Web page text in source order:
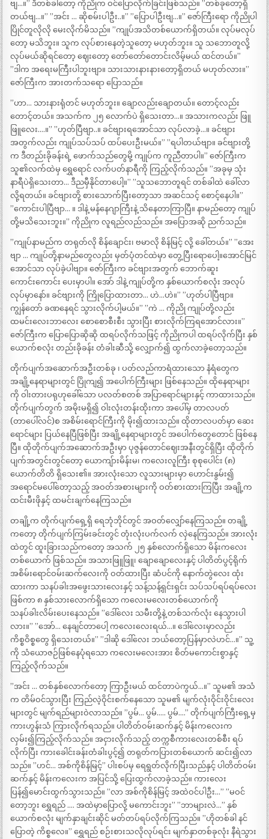
ဗျ…။” ဒီတစ်ခါတော့ ကိုညိုက ဝင်ပြောလိုက်ခြင်းဖြစ်သည်။ ”တစ်ခုတော့ရှိ
တယ်ဗျ…။” ”အင်း … ဆိုစမ်းပါဦး..။” ”ပြောပါဦးဗျ…။” ဇော်ကြီးရော ကိုညိုပါ
ပြိုင်တူလိုလို မေးလိုက်မိသည်။ ”ကျုပ်အသိတစ်ယောက်ရှိတယ်။ လုပ်မလုပ်
တော့ မသိဘူး။ သူက လုပ်စားနေတဲ့သူတော့ မဟုတ်ဘူး။ သူ သဘောတူလို့
လုပ်မယ်ဆိုရင်တော့ ဈေးတော့ တော်တော်တောင်းလိမ့်မယ် ထင်တယ်။”
”ဒါက အရေးမကြီးပါဘူးဗျာ။ သားသားနားနားတော့ရှိတယ် မဟုတ်လား။”
ဇော်ကြီးက အားတက်သရော ပြောသည်။
”ဟာ… သားနားရုံတင် မဟုတ်ဘူး။ ချောလည်းချောတယ်။ တောင့်လည်း
တောင့်တယ်။ အသက်က ၂၅ လောက်ပဲ ရှိသေးတာ…။ အသားကလည်း ဖြူ
ဖြူလေး….။” ”ဟုတ်ပြီဗျာ..။ ခင်ဗျားရအောင်သာ လုပ်လာခဲ့…။ ခင်ဗျား
အတွက်လည်း ကျုပ်သပ်သပ် ထပ်ပေးဦးမယ်။” ”ရပါတယ်ဗျာ။ ခင်ဗျားတို့
က ဒီတည်းခိုခန်းရဲ့ ဖောက်သည်တွေမို့ ကျုပ်က ကူညီတာပါ။” ဇော်ကြီးက
သူ၏လက်ထဲမှ ရွှေရောင် လက်ပတ်နာရီကို ကြည့်လိုက်သည်။ ”အခုမှ သုံး
နာရီပဲရှိသေးတာ… ဒီညမှီနိုင်တာပေါ့။” ”သူသဘောတူရင် တစ်ခါထဲ ခေါ်လာ
လို့ရတယ်။ ခင်ဗျားတို့ စားသောက်ပြီးတော့သာ အဆင်သင့် စောင့်နေပါ။”
”ကောင်းပါပြီဗျာ… ။ ဒါနဲ့ မန်နေဂျာကြီးနဲ့ သိနေတာကြာပြီ။ နာမည်တော့ ကျုပ်
တို့မသိသေးဘူး။” ကိုညိုက လူရည်လည်သည်။ အပြောအဆို ညက်သည်။
”ကျုပ်နာမည်က တရုတ်လို စိန်ချောင်း၊ ဗမာလို စိန်မြင့် လို့ ခေါ်တယ်။” ”အေး
ဗျာ … ကျုပ်တို့နာမည်တွေလည်း မှတ်ပုံတင်ထဲမှာ တွေ့ပြီးရောပေါ့။အောင်မြင်
အောင်သာ လုပ်ခဲ့ပါဗျာ။ ဇော်ကြီးက ခင်ဗျားအတွက် ဘောက်ဆူး
ကောင်းကောင်း ပေးမှာပါ။ အော် ဒါနဲ့ ကျုပ်တို့က နှစ်ယောက်စလုံး အလုပ်
လုပ်မှာနော်။ ခင်ဗျားကို ကြိုပြောထားတာ… ဟဲ…ဟဲ။” ”ဟုတ်ပါပြီဗျာ။
ကျွန်တော် ခဏနေရင် သွားလိုက်ပါ့မယ်။” ”ကဲ … ကိုညို ကျုပ်တို့လည်း
ထမင်းလေးဘာလေး စောစောစီးစီး သွားပြီး စားလိုက်ကြရအောင်လား။”
ဇော်ကြီးက ပြောပြောဆိုဆို ထရပ်လိုက်သဖြင့် ကိုညိုကပါ ထရပ်လိုက်ပြီး နှစ်
ယောက်စလုံး တည်းခိုခန်း တံခါးဆီသို့ လျှောက်၍ ထွက်လာခဲ့တော့သည်။
တိုက်ပျက်အဆောက်အဦးတစ်ခု ၊ ပတ်လည်ကာရံထားသော နံရံတွေက
အချို့နေရာများတွင် ပြိုကျ၍ အပေါက်ကြီးများ ဖြစ်နေသည်။ ထိုနေရာများ
ကို ဝါးတားပရုဟုခေါ်သော ပလတ်စတစ် အပြာရောင်များနှင့် ကာထားသည်။
တိုက်ပျက်တွက် အမိုးမရှိ၍ ဝါးလုံးတန်းထိုးကာ အပေါ်မှ တာလပတ်
(တာပေါ်လင်)စ အစိမ်းရောင်ကြီးကို မိုး၍ထားသည်။ ထိုတာလပတ်မှာ ဆေး
ရောင်များ ပြယ်နေပြီဖြစ်ပြီး အချို့နေရာများတွင် အပေါက်တွေတောင် ဖြစ်နေ
ပြီ။ ထိုတိုက်ပျက်အဆောက်အဦးမှာ ပုဇွန်တောင်ဈေးအနီးတွင်ရှိပြီး ထိုတိုက်
ပျက်အတွင်းတွင်တော့ ယောကျ်ားမိန်းမ၊ ကလေးလူကြီး စုစုပေါင်း (၈)
ယောက်တိတိ ရှိသေး၏။ အားလုံးသော လူသားများမှာ ဟောင်းနွမ်း၍
အရောင်မပေါ်တော့သည့် အဝတ်အစားများကို ဝတ်စားထားကြပြီး အချို့က
ထင်းမီးဖိုနှင့် ထမင်းချက်နေကြသည်။
တချို့က တိုက်ပျက်ရှေ့ရှိ ရေဘုံဘိုင်တွင် အဝတ်လျှော်နေကြသည်။ တချို့
ကတော့ တိုက်ပျက်ကြမ်းခင်းတွင် တုံးလုံးပက်လက် လှဲနေကြသည်။ အားလုံး
ထဲတွင် ထူးခြားသည်ကတော့ အသက် ၂၅ နှစ်လောက်ရှိသော မိန်းကလေး
တစ်ယောက် ဖြစ်သည်။ အသားဖြူဖြူ၊ ချောချောလေးနှင့် ပါတိတ်ပွင့်ရိုက်
အစိမ်းရောင်ဝမ်းဆက်လေးကို ဝတ်ထားပြီး ဆံပင်ကို နောက်တွဲလေး ထုံး
ထားကာ သနပ်ခါးအဖွေးသားလေးနှင့် သန့်သန့်ရှင်းရှင်း သပ်သပ်ရပ်ရပ်လေး
ဖြစ်ကာ ၈ နှစ်သားလောက်ရှိသော ကလေးမလေးတစ်ယောက်ကို
သနပ်ခါးလိမ်းပေးနေသည်။ ”ဒေါ်လေး သမီးတို့နဲ့ တစ်သက်လုံး နေသွားပါ
လား။” ”အော်… နေချင်တာပေါ့ ကလေးလေးရယ်…။ ဒေါ်လေးမှာလည်း
ကိစ္စဝိစ္စတွေ ရှိသေးတယ်။” ”ဒါဆို ဒေါ်လေး ဘယ်တော့ပြန်မှာလဲဟင်…။” သူ့
ကို သံယောဇဉ်ဖြစ်နေပုံရသော ကလေးမလေးအား စိတ်မကောင်းစွာနှင့်
ကြည့်လိုက်သည်။
”အင်း … တစ်နှစ်လောက်တော့ ကြာဦးမယ် ထင်တာပဲကွယ်…။” သူမ၏ အသံ
က တိမ်ဝင်သွားပြီး ကြည်လဲ့ဝိုင်းစက်နေသော သူမ၏ မျက်လုံးဝိုင်းဝိုင်းလေး
များတွင် မျက်ရည်များဝဲလာသည်။ ”ပွမ်… ပွမ်….. ပွမ်….” တိုက်ပျက်ကြီးရှေ့မှ
ကားဟွန်းသံ ကြားလိုက်ရသည်။ ပါတိတ်ဝမ်းဆက်နှင့် မိန်းကလေးက
လှမ်း၍ကြည့်လိုက်သည်။ အငှားလိုက်သည့် တက္ကစီကားလေးတစ်စီး ရပ်
လိုက်ပြီး ကားခေါင်းခန်းတံခါးပွင့်၍ တရုတ်ကပြားတစ်ယောက် ဆင်း၍လာ
သည်။ ”ဟင်… အစ်ကိုစိန်မြင့်” ပါးစပ်မှ ရေရွတ်လိုက်ပြီးသည်နှင့် ပါတိတ်ဝမ်း
ဆက်နှင့် မိန်းကလေးက အပြင်သို့ ပြေးထွက်လာခဲ့သည်။ ကားလေး
ပြန်၍မောင်းထွက်သွားသည်။ ”လာ အစ်ကိုစိန်မြင့် အထဲဝင်ပါဦး…” ”မဝင်
တော့ဘူး ရွှေရည် …. အထဲမှာပြောလို့ မကောင်းဘူး” ”ဘာများလဲ…” နှစ်
ယောက်စလုံး မျက်နှာချင်းဆိုင် မတ်တပ်ရပ်လိုက်ကြသည်။ ”ဟိုတစ်ခါ နင်
ပြောတဲ့ ကိစ္စလေ။” ရွှေရည် စဉ်းစားသလိုလုပ်ရင်း မျက်နှာတစ်ခုလုံး နီရဲသွား